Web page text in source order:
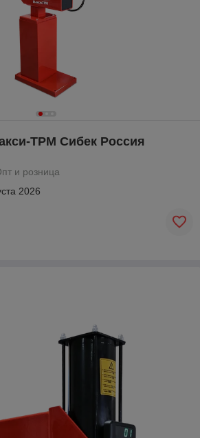
ТРМ Сибек Россия
и розница
2026